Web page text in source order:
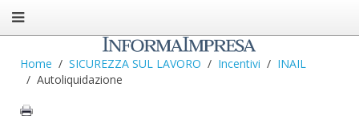
Home SICUREZZA SUL LAVORO Incentivi
INAIL
Autoliquidazione